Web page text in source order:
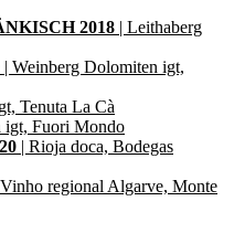
2018 | Leithaberg
| Weinberg Dolomiten igt,
Tenuta La Cà
igt, Fuori Mondo
| Rioja doca, Bodegas
regional Algarve, Monte